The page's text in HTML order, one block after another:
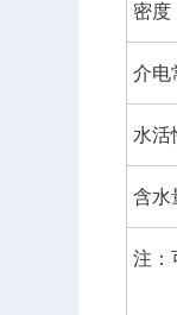
密度
介电
水活
含水
注：